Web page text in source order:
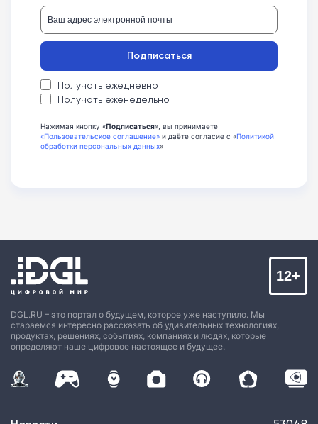
Получать ежедневно
Получать еженедельно
Подписаться
Нажимая кнопку «Подписаться», вы принимаете
«Пользовательское соглашение» и даёте согласие с «Политикой
обработки персональных данных»
DGL.RU – это портал о будущем, которое уже наступило. Мы
стараемся интересно рассказать об удивительных технологиях,
продуктах, решениях, событиях, компаниях и людях, которые
определяют наше цифровое настоящее и будущее.
12+